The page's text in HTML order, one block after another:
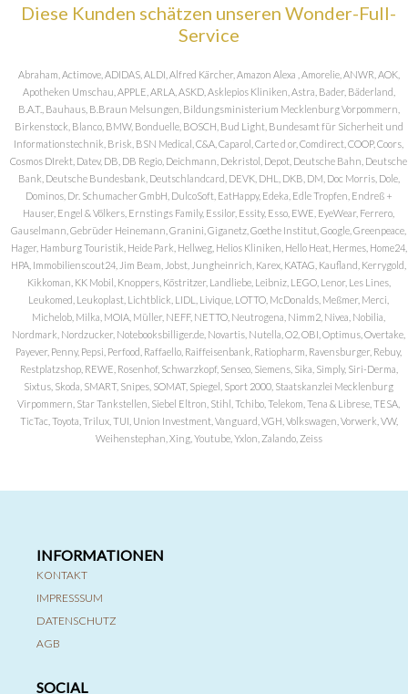
Diese Kunden schätzen unseren Wonder-Full-
Service
Abraham, Actimove, ADIDAS, ALDI, Alfred Kärcher, Amazon Alexa , Amorelie, ANWR, AOK,
Apotheken Umschau, APPLE, ARLA, ASKD, Asklepios Kliniken, Astra, Bader, Bäderland,
B.A.T., Bauhaus, B.Braun Melsungen, Bildungsministerium Mecklenburg Vorpommern,
Birkenstock, Blanco, BMW, Bonduelle, BOSCH, Bud Light, Bundesamt für Sicherheit und
Informationstechnik, Brisk, BSN Medical, C&A, Caparol, Carte d or, Comdirect, COOP, Coors,
Cosmos DIrekt, Datev, DB, DB Regio, Deichmann, Dekristol, Depot, Deutsche Bahn, Deutsche
Bank, Deutsche Bundesbank, Deutschlandcard, DEVK, DHL, DKB, DM, Doc Morris, Dole,
Dominos, Dr. Schumacher GmbH, DulcoSoft, EatHappy, Edeka, Edle Tropfen, Endreß +
Hauser, Engel & Völkers, Ernstings Family, Essilor, Essity, Esso, EWE, EyeWear, Ferrero,
Gauselmann, Gebrüder Heinemann, Granini, Giganetz, Goethe Institut, Google, Greenpeace,
Hager, Hamburg Touristik, Heide Park, Hellweg, Helios Kliniken, Hello Heat, Hermes, Home24,
HPA, Immobilienscout24, Jim Beam, Jobst, Jungheinrich, Karex, KATAG, Kaufland, Kerrygold,
Kikkoman, KK Mobil, Knoppers, Köstritzer, Landliebe, Leibniz, LEGO, Lenor, Les Lines,
Leukomed, Leukoplast, Lichtblick, LIDL, Livique, LOTTO, McDonalds, Meßmer, Merci,
Michelob, Milka, MOIA, Müller, NEFF, NETTO, Neutrogena, Nimm2, Nivea, Nobilia,
Nordmark, Nordzucker, Notebooksbilliger.de, Novartis, Nutella, O2, OBI, Optimus, Overtake,
Payever, Penny, Pepsi, Perfood, Raffaello, Raiffeisenbank, Ratiopharm, Ravensburger, Rebuy,
Restplatzshop, REWE, Rosenhof, Schwarzkopf, Senseo, Siemens, Sika, Simply, Siri-Derma,
Sixtus, Skoda, SMART, Snipes, SOMAT, Spiegel, Sport 2000, Staatskanzlei Mecklenburg
Virpommern, Star Tankstellen, Siebel Eltron, Stihl, Tchibo, Telekom, Tena & Librese, TESA,
TicTac, Toyota, Trilux, TUI, Union Investment, Vanguard, VGH, Volkswagen, Vorwerk, VW,
Weihenstephan, Xing, Youtube, Yxlon, Zalando, Zeiss
INFORMATIONEN
KONTAKT
IMPRESSSUM
DATENSCHUTZ
AGB
SOCIAL